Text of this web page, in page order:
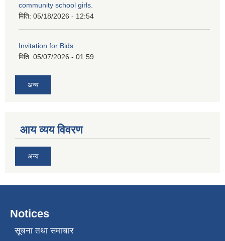
community school girls.
मिति: 05/18/2026 - 12:54
Invitation for Bids
मिति: 05/07/2026 - 01:59
अन्य
आय व्यय विवरण
अन्य
Notices
सूचना तथा समाचार